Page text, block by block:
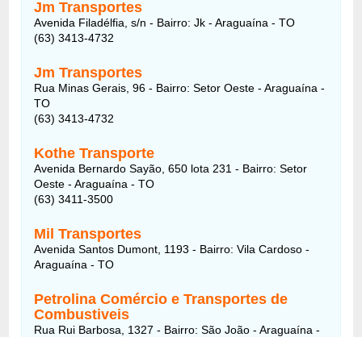
Jm Transportes
Avenida Filadélfia, s/n - Bairro: Jk - Araguaína - TO
(63) 3413-4732
Jm Transportes
Rua Minas Gerais, 96 - Bairro: Setor Oeste - Araguaína -
TO
(63) 3413-4732
Kothe Transporte
Avenida Bernardo Sayão, 650 lota 231 - Bairro: Setor
Oeste - Araguaína - TO
(63) 3411-3500
Mil Transportes
Avenida Santos Dumont, 1193 - Bairro: Vila Cardoso -
Araguaína - TO
Petrolina Comércio e Transportes de
Combustiveis
Rua Rui Barbosa, 1327 - Bairro: São João - Araguaína -